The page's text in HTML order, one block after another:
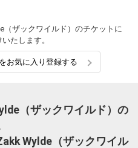
（ザックワイルド）のチケットに
たします。
お気に入り登録する
（ザックワイルド）の
Wylde（ザックワイル